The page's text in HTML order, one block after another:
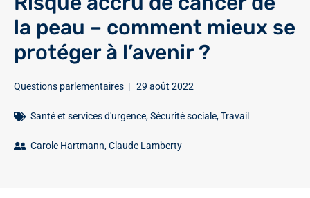
la peau – comment mieux se
protéger à l’avenir ?
Questions parlementaires | 29 août 2022
Santé et services d'urgence,Sécurité sociale,Travail
Carole Hartmann,Claude Lamberty